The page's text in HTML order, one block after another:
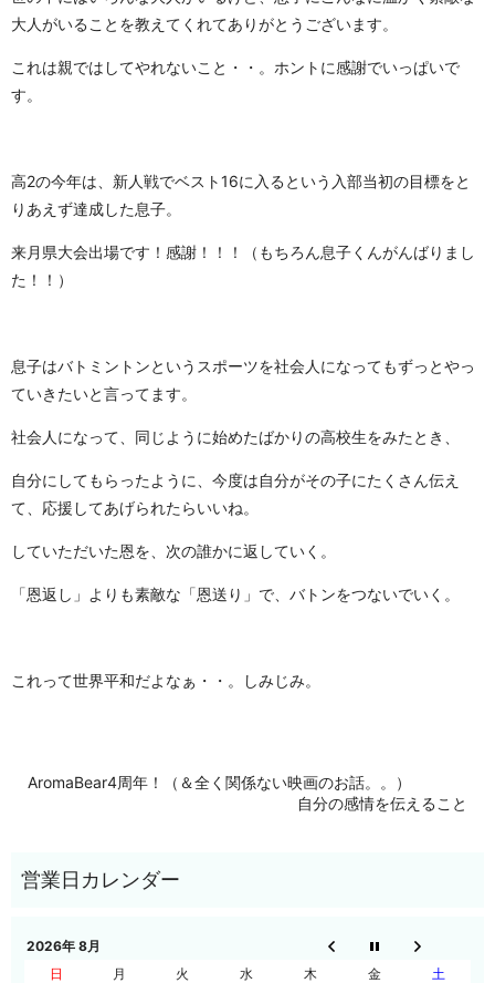
大人がいることを教えてくれてありがとうございます。
これは親ではしてやれないこと・・。ホントに感謝でいっぱいで
す。
高2の今年は、新人戦でベスト16に入るという入部当初の目標をと
りあえず達成した息子。
来月県大会出場です！感謝！！！（もちろん息子くんがんばりまし
た！！）
息子はバトミントンというスポーツを社会人になってもずっとやっ
ていきたいと言ってます。
社会人になって、同じように始めたばかりの高校生をみたとき、
自分にしてもらったように、今度は自分がその子にたくさん伝え
て、応援してあげられたらいいね。
していただいた恩を、次の誰かに返していく。
「恩返し」よりも素敵な「恩送り」で、バトンをつないでいく。
これって世界平和だよなぁ・・。しみじみ。
AromaBear4周年！（＆全く関係ない映画のお話。。）
自分の感情を伝えること
2026年 8月
日
月 火 水 木 金
土